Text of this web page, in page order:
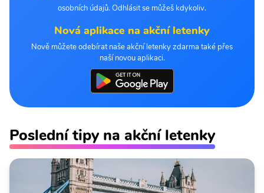
osobních údajů. Odhlásit se můžeš kdykoliv.
Nová aplikace na akční letenky
Nově můžete odebírat naše akční letenky zdarma také přes
naší novou aplikaci.
Poslední tipy na akční letenky